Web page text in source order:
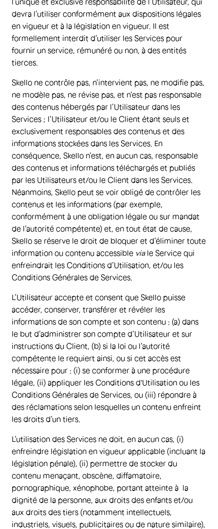
devra l’utiliser conformément aux dispositions légales
en vigueur et à la législation en vigueur. Il est
formellement interdit d’utiliser les Services pour
fournir un service, rémunéré ou non, à des entités
tierces.
Skello ne contrôle pas, n’intervient pas, ne modifie pas,
ne modèle pas, ne révise pas, et n’est pas responsable
des contenus hébergés par l’Utilisateur dans les
Services ; l’Utilisateur et/ou le Client étant seuls et
exclusivement responsables des contenus et des
informations stockées dans les Services. En
conséquence, Skello n’est, en aucun cas, responsable
des contenus et informations téléchargés et publiés
par les Utilisateurs et/ou le Client dans les Services.
Néanmoins, Skello peut se voir obligé de contrôler les
contenus et les informations (par exemple,
conformément à une obligation légale ou sur mandat
de l’autorité compétente) et, en tout état de cause,
Skello se réserve le droit de bloquer et d’éliminer toute
information ou contenu accessible viale Service qui
enfreindrait les Conditions d’Utilisation, et/ou les
Conditions Générales de Services.
L’Utilisateur accepte et consent que Skello puisse
accéder, conserver, transférer et révéler les
informations de son compte et son contenu : (a) dans
le but d’administrer son compte d’Utilisateur et sur
instructions du Client, (b) si la loi ou l’autorité
compétente le requiert ainsi, ou si cet accès est
nécessaire pour : (i) se conformer à une procédure
légale, (ii) appliquer les Conditions d'Utilisation ou les
Conditions Générales de Services, ou (iii) répondre à
des réclamations selon lesquelles un contenu enfreint
les droits d’un tiers.
L’utilisation des Services ne doit, en aucun cas, (i)
enfreindre législation en vigueur applicable (incluant la
législation pénale), (ii) permettre de stocker du
contenu menaçant, obscène, diffamatoire,
pornographique, xénophobe, portant atteinte à la
dignité de la personne, aux droits des enfants et/ou
aux droits des tiers (notamment intellectuels,
industriels, visuels, publicitaires ou de nature similaire),